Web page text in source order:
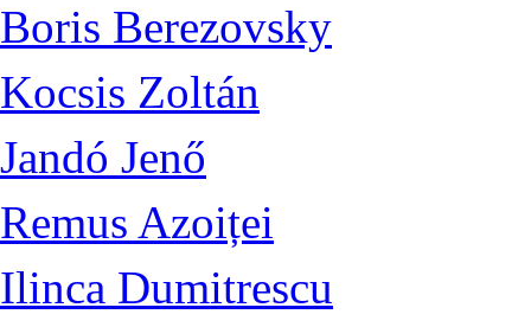
Boris Berezovsky
Kocsis Zoltán
Jandó Jenő
Remus Azoiței
Ilinca Dumitrescu